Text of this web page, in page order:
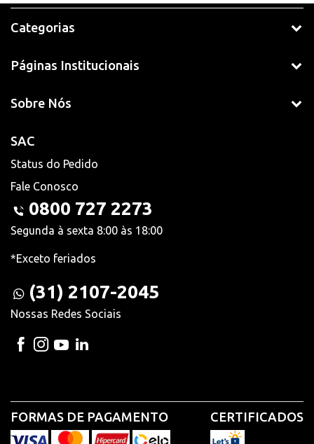
Categorias
Páginas Institucionais
Sobre Nós
SAC
Status do Pedido
Fale Conosco
0800 727 2273
Segunda à sexta 8:00 às 18:00
*Exceto feriados
(31) 2107-2045
Nossas Redes Sociais
FORMAS DE PAGAMENTO CERTIFICADOS